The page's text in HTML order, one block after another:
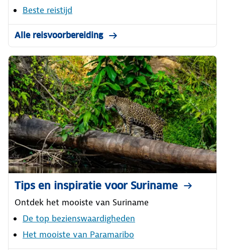
Beste reistijd
Alle reisvoorbereiding
Tips en inspiratie voor Suriname
Ontdek het mooiste van Suriname
De top bezienswaardigheden
Het mooiste van Paramaribo